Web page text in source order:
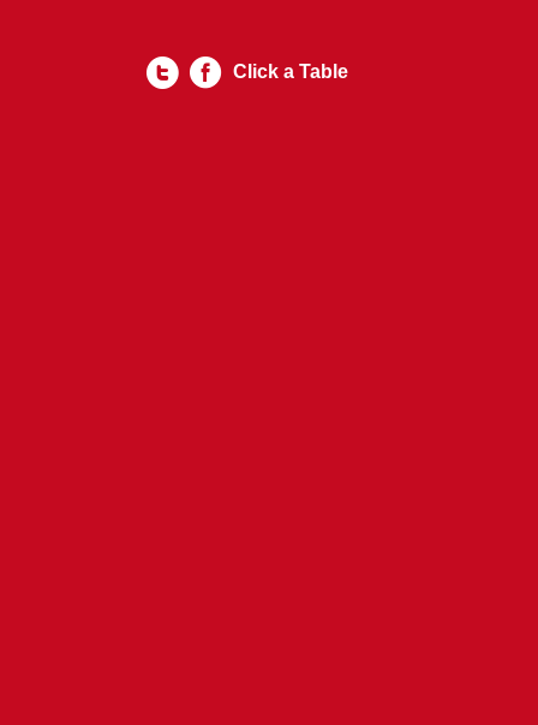
Click a Table